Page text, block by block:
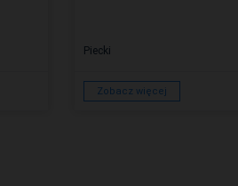
Piecki
Zobacz więcej